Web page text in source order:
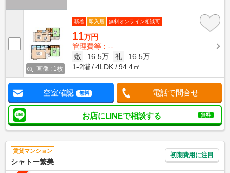
画像 : 1枚
新着 即入居 無料オンライン相談可
11万円
管理費等：--
敷
16.5万 礼
16.5万
1-2階
4LDK 94.4㎡
空室確認 無料 電話で問合せ
お店にLINEで相談する 無料
賃貸マンション
シャトー繁美
初期費用に注目